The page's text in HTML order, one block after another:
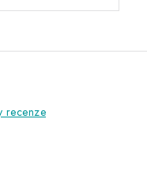
recenze